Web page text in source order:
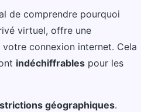
de comprendre pourquoi
virtuel, offre une
connexion internet. Cela
indéchiffrables pour les
géographiques.